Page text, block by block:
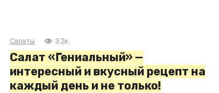
Салаты 3.2к.
Салат «Гениальный» —
интересный и вкусный рецепт на
каждый день и не только!